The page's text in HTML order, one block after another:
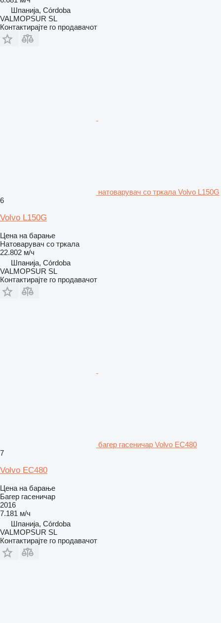
Шпанија, Córdoba
VALMOPSUR SL
Контактирајте го продавачот
натоварувач со тркала Volvo L150G
6
Volvo L150G
Цена на барање
Натоварувач со тркала
22.802 м/ч
Шпанија, Córdoba
VALMOPSUR SL
Контактирајте го продавачот
багер гасеничар Volvo EC480
7
Volvo EC480
Цена на барање
Багер гасеничар
2016
7.181 м/ч
Шпанија, Córdoba
VALMOPSUR SL
Контактирајте го продавачот